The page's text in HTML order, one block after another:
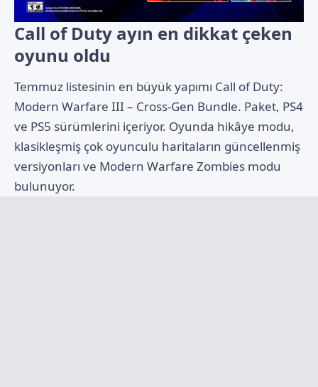
Call of Duty ayın en dikkat çeken
oyunu oldu
Temmuz listesinin en büyük yapımı Call of Duty:
Modern Warfare III – Cross-Gen Bundle. Paket, PS4
ve PS5 sürümlerini içeriyor. Oyunda hikâye modu,
klasikleşmiş çok oyunculu haritaların güncellenmiş
versiyonları ve Modern Warfare Zombies modu
bulunuyor.